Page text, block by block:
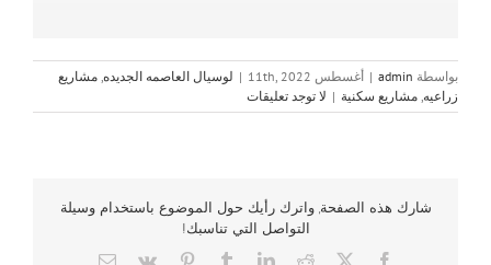
بواسطة admin
| أغسطس 11th, 2022 | لوسيال العاصمه الجديده مشاريع
زراعيه مشاريع سكنية | لا توجد تعليقات
شارك هذه الصفحة, واترك رأيك حول الموضوع باستخدام وسيلة
التواصل التي تناسبك!
Facebook
X
Reddit
LinkedIn
Tumblr
Pinterest
Vk
Email